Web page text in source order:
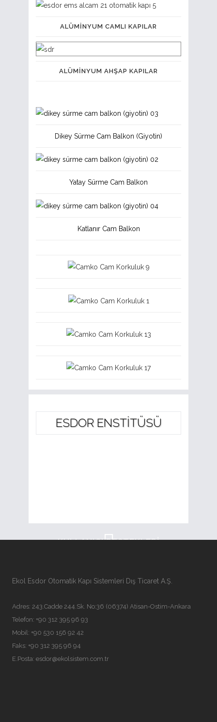
ALÜMINYUM CAMLI KAPILAR
ALÜMINYUM AHŞAP KAPILAR
Dikey Sürme Cam Balkon (Giyotin)
Yatay Sürme Cam Balkon
Katlanır Cam Balkon
ESDOR ENSTİTÜSÜ
KULLANICI DESTEKLERİ
Ekol Esdor Otomatik Kapı Sistemleri Dış Ticaret A.Ş.
Adres: 243.Cadde 244.Sk. No:36 (06374) Atisan-Ostim-Ankara
Telefon: +90 312 395 96 93
Mobil: +90 530 156 92 42
Faks: +90 312 395 96 94
E.Posta: esdor@ekolsistem.com.tr